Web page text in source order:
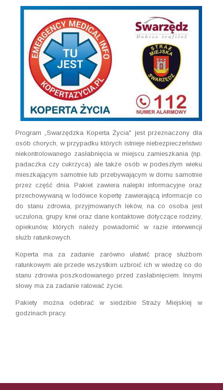
Program „Swarzędzka Koperta Życia" jest przeznaczony dla
osób chorych, w przypadku których istnieje niebezpieczeństwo
niekontrolowanego zasłabnięcia w miejscu zamieszkania (np.
padaczka czy cukrzyca) ale także osób w podeszłym wieku
mieszkającym samotnie lub przebywającym w domu samotnie
przez część dnia. Pakiet zawiera nalepki informacyjne oraz
przechowywaną w lodówce kopertę zawierającą informacje co
do stanu zdrowia, przyjmowanych leków, na co osoba jest
uczulona, grupy krwi oraz dane kontaktowe dotyczące rodziny,
opiekunów, których należy powiadomić w razie interwencji
służb ratunkowych.
Koperta ma za zadanie zarówno ułatwić pracę służbom
ratunkowym ale przede wszystkim uzbroić ich w wiedzę co do
stanu zdrowia poszkodowanego przed zasłabnięciem. Innymi
słowy ma za zadanie ratować życie.
Pakiety można odebrać w siedzibie Straży Miejskiej w
godzinach pracy.